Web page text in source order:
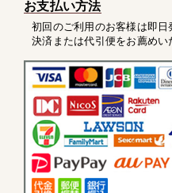
お支払い方法
初回のご利用のお客様は即
決済または代引便をお薦めい